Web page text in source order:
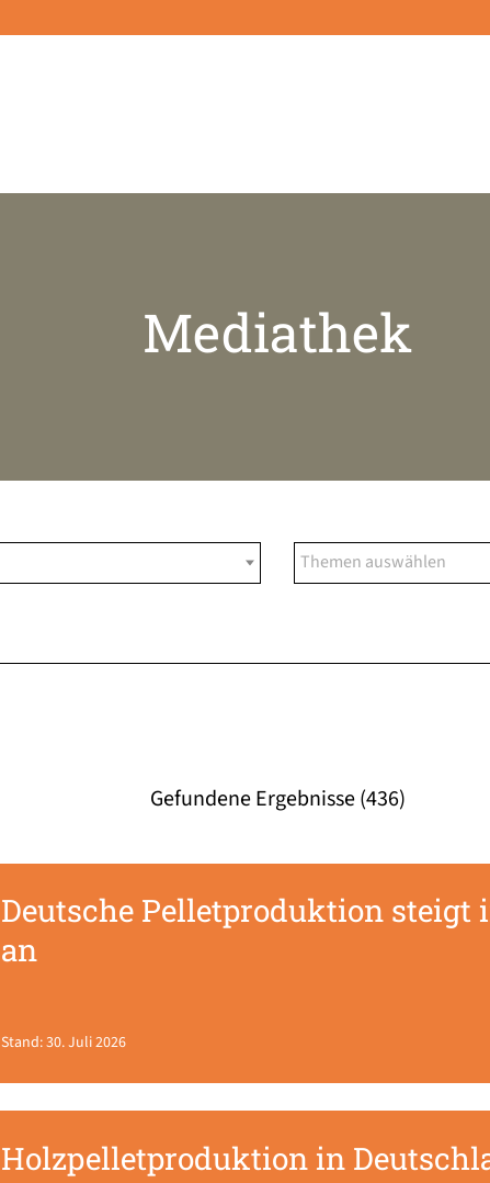
Mediathek
Gefundene Ergebnisse (436)
Deutsche Pelletproduktion steigt
an
Stand: 30. Juli 2026
Holzpelletproduktion in